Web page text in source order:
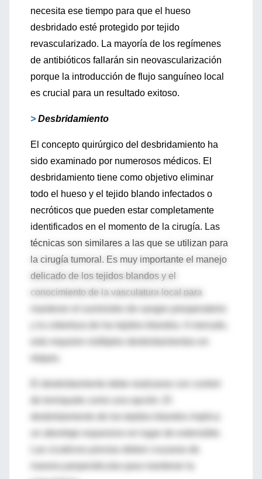
necesita ese tiempo para que el hueso
desbridado esté protegido por tejido
revascularizado. La mayoría de los regímenes
de antibióticos fallarán sin neovascularización
porque la introducción de flujo sanguíneo local
es crucial para un resultado exitoso.
> Desbridamiento
El concepto quirúrgico del desbridamiento ha
sido examinado por numerosos médicos. El
desbridamiento tiene como objetivo eliminar
todo el hueso y el tejido blando infectados o
necróticos que pueden estar completamente
identificados en el momento de la cirugía. Las
técnicas son similares a las que se utilizan para
la cirugía tumoral. Es muy importante el manejo
delicado de los tejidos blandos y el
conocimiento de la vasculatura local para
mantener el suministro de sangre preoperatorio
esto requiere múltiples desbridamientos en
etapas.
de torniquete como una opción. El
un abordaje expansivo en lugar de extensible.